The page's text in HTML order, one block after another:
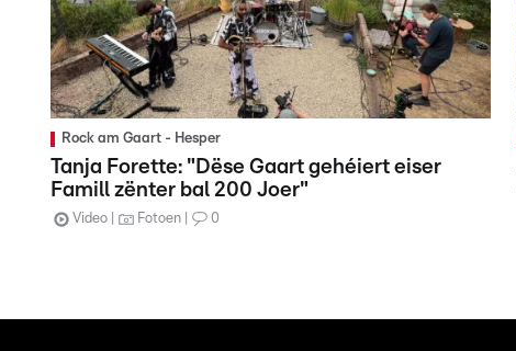
Rock am Gaart - Hesper
Tanja Forette: "Dëse Gaart gehéiert eiser
Famill zënter bal 200 Joer"
Video Fotoen 0